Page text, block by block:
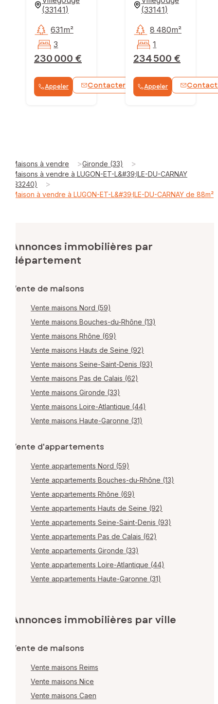
(33141)
230 000 €
631m²
3
Appeler Contacter WhatsApp
(33141)
234 500 €
8 480m²
1
Appeler
Maisons à vendre >Gironde (33) >
Maisons à vendre à LUGON-ET-L&#39;ILE-DU-CARNAY
(33240)
>
Maison à vendre à LUGON-ET-L&#39;ILE-DU-CARNAY de 88m²
Annonces immobilières par
département
Vente de maisons
Vente maisons Nord (59)
Vente maisons Bouches-du-Rhône (13)
Vente maisons Rhône (69)
Vente maisons Hauts de Seine (92)
Vente maisons Seine-Saint-Denis (93)
Vente maisons Pas de Calais (62)
Vente maisons Gironde (33)
Vente maisons Loire-Atlantique (44)
Vente maisons Haute-Garonne (31)
Vente d'appartements
Vente appartements Nord (59)
Vente appartements Bouches-du-Rhône (13)
Vente appartements Rhône (69)
Vente appartements Hauts de Seine (92)
Vente appartements Seine-Saint-Denis (93)
Vente appartements Pas de Calais (62)
Vente appartements Gironde (33)
Vente appartements Loire-Atlantique (44)
Vente appartements Haute-Garonne (31)
Annonces immobilières par ville
Vente de maisons
Vente maisons Reims
Vente maisons Nice
Vente maisons Caen